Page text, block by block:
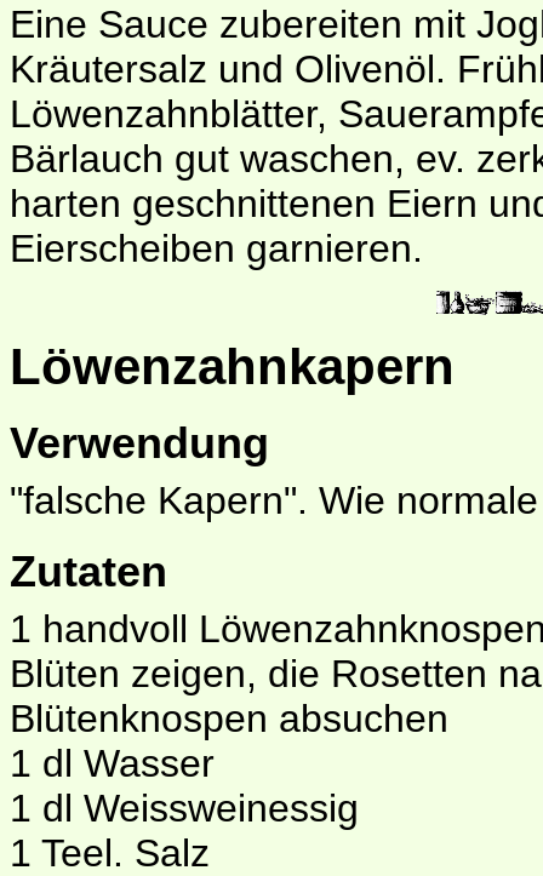
Eine Sauce zubereiten mit
Kräutersalz und Olivenöl.
Löwenzahnblätter,
Bärlauch gut waschen, ev.
harten geschnittenen Eiern
Eierscheiben garnieren.
Löwenzahnkapern
Verwendung
"falsche Kapern". Wie
Zutaten
1 handvoll
Blüten zeigen, die Rosetten
Blütenknospen absuchen
1 dl Wasser
1 dl Weissweinessig
1 Teel. Salz